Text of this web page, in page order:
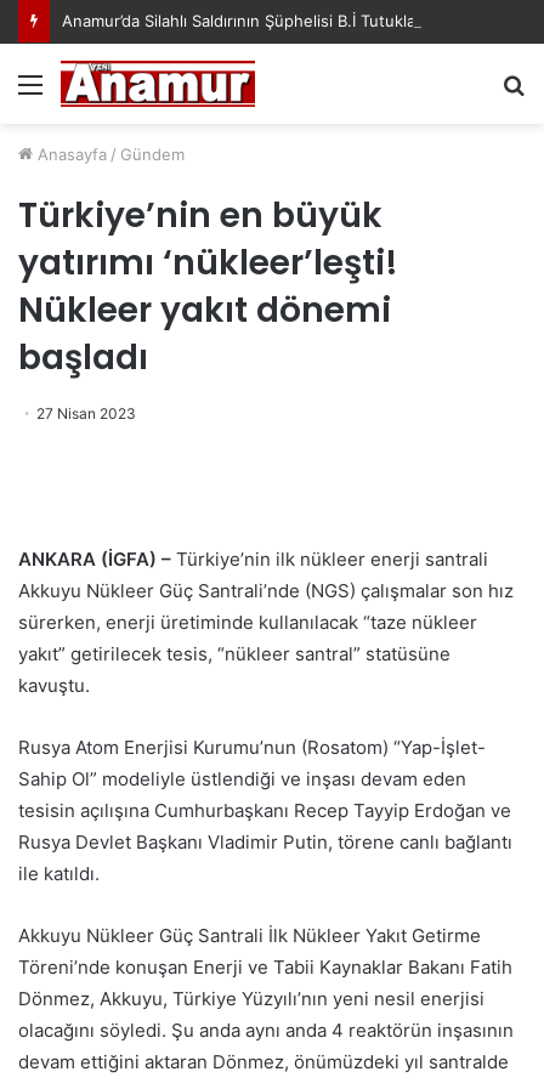
Anamur’da Silahlı Saldırının Şüphelisi B.İ Tutuklandı
Menü
Anasayfa / Gündem
Türkiye’nin en büyük
yatırımı ‘nükleer’leşti!
Nükleer yakıt dönemi
başladı
27 Nisan 2023
ANKARA (İGFA) – Türkiye’nin ilk nükleer enerji santrali
Akkuyu Nükleer Güç Santrali’nde (NGS) çalışmalar son hız
sürerken, enerji üretiminde kullanılacak “taze nükleer
yakıt” getirilecek tesis, “nükleer santral” statüsüne
kavuştu.
Rusya Atom Enerjisi Kurumu’nun (Rosatom) “Yap-İşlet-
Sahip Ol” modeliyle üstlendiği ve inşası devam eden
tesisin açılışına Cumhurbaşkanı Recep Tayyip Erdoğan ve
Rusya Devlet Başkanı Vladimir Putin, törene canlı bağlantı
ile katıldı.
Akkuyu Nükleer Güç Santrali İlk Nükleer Yakıt Getirme
Töreni’nde konuşan Enerji ve Tabii Kaynaklar Bakanı Fatih
Dönmez, Akkuyu, Türkiye Yüzyılı’nın yeni nesil enerjisi
olacağını söyledi. Şu anda aynı anda 4 reaktörün inşasının
devam ettiğini aktaran Dönmez, önümüzdeki yıl santralde